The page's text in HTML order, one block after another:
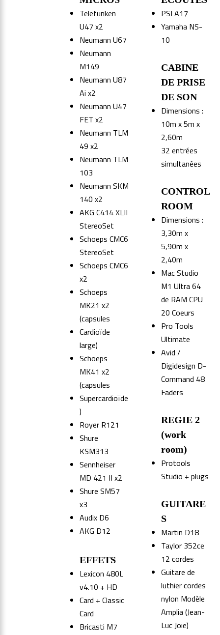
Telefunken
U47 x2
Neumann U67
Neumann
M149
Neumann U87
Ai x2
Neumann U47
FET x2
Neumann TLM
49 x2
Neumann TLM
103
Neumann SKM
140 x2
AKG C414 XLII
StereoSet
Schoeps CMC6
StereoSet
Schoeps CMC6
x2
Schoeps
MK21 x2
(capsules
Cardioïde
large)
Schoeps
MK41 x2
(capsules
Supercardioïde
)
Royer R121
Shure
KSM313
Sennheiser
MD 421 II x2
Shure SM57
x3
Audix D6
AKG D12
EFFETS
Lexicon 480L
v4.10 + HD
Card + Classic
Card
Bricasti M7
PSI A17
Yamaha NS-
10
CABINE
DE PRISE
DE SON
Dimensions :
10m x 5m x
2,60m
32 entrées
simultanées
CONTROL
ROOM
Dimensions :
3,30m x
5,90m x
2,40m
Mac Studio
M1 Ultra 64
de RAM CPU
20 Coeurs
Pro Tools
Ultimate
Avid /
Digidesign D-
Command 48
Faders
REGIE 2
(work
room)
Protools
Studio + plugs
GUITARE
S
Martin D18
Taylor 352ce
12 cordes
Guitare de
luthier cordes
nylon Modèle
Amplia (Jean-
Luc Joie)